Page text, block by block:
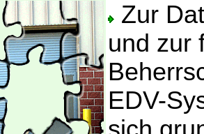
Zur
und zur
EDV-